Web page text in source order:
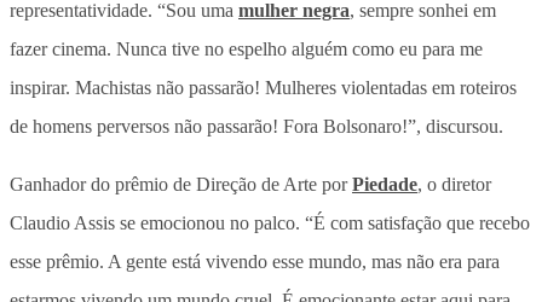
representatividade. “Sou uma mulher negra, sempre sonhei em
fazer cinema. Nunca tive no espelho alguém como eu para me
inspirar. Machistas não passarão! Mulheres violentadas em roteiros
de homens perversos não passarão! Fora Bolsonaro!”, discursou.
Ganhador do prêmio de Direção de Arte porPiedade, o diretor
Claudio Assis se emocionou no palco. “É com satisfação que recebo
esse prêmio. A gente está vivendo esse mundo, mas não era para